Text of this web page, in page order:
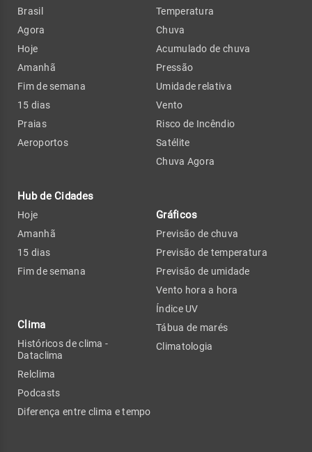
Brasil
Agora
Hoje
Amanhã
Fim de semana
15 dias
Praias
Aeroportos
Hub de Cidades
Hoje
Amanhã
15 dias
Fim de semana
Clima
Históricos de clima -
Dataclima
Relclima
Podcasts
Diferença entre clima e tempo
Temperatura
Chuva
Acumulado de chuva
Pressão
Umidade relativa
Vento
Risco de Incêndio
Satélite
Chuva Agora
Gráficos
Previsão de chuva
Previsão de temperatura
Previsão de umidade
Vento hora a hora
Índice UV
Tábua de marés
Climatologia